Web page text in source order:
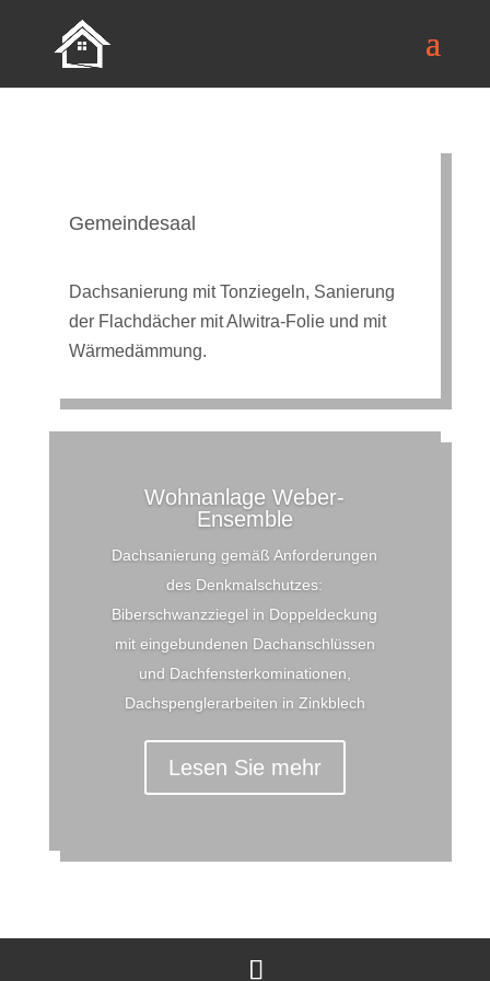
Gemeindesaal
Dachsanierung mit Tonziegeln, Sanierung
der Flachdächer mit Alwitra-Folie und mit
Wärmedämmung.
Wohnanlage Weber-
Ensemble
Dachsanierung gemäß Anforderungen
des Denkmalschutzes:
Biberschwanzziegel in Doppeldeckung
mit eingebundenen Dachanschlüssen
und Dachfensterkominationen,
Dachspenglerarbeiten in Zinkblech
Lesen Sie mehr